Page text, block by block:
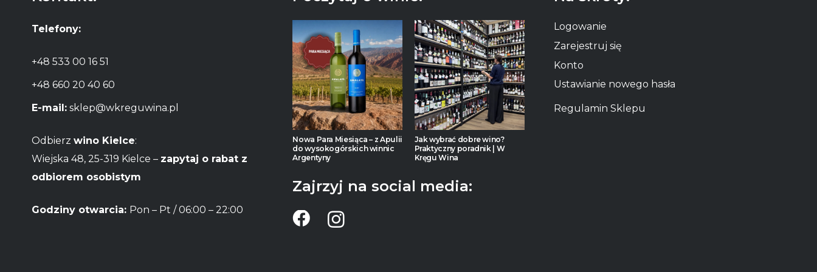
Telefony:
+48 533 00 16 51
+48 660 20 40 60
E-mail: sklep@wkreguwina.pl
Odbierz wino Kielce:
Wiejska 48, 25-319 Kielce – zapytaj o rabat z
odbiorem osobistym
Godziny otwarcia: Pon – Pt / 06:00 – 22:00
Nowa Para Miesiąca – z Apulii
do wysokogórskich winnic
Argentyny
Jak wybrać dobre wino?
Praktyczny poradnik | W
Kręgu Wina
Zajrzyj na social media:
Logowanie
Zarejestruj się
Konto
Ustawianie nowego hasła
Regulamin Sklepu